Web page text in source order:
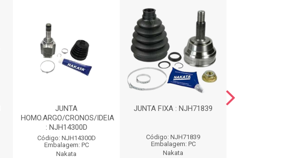
JUNTA
HOMO.ARGO/CRONOS/IDEIA
: NJH14300D
Código: NJH14300D
Embalagem: PC
Nakata
JUNTA FIXA : NJH71839
Código: NJH71839
Embalagem: PC
Nakata